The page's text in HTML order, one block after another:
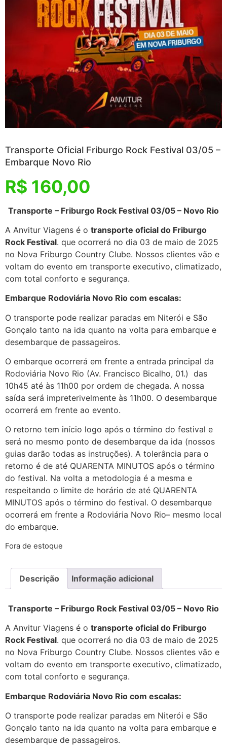
Transporte Oficial Friburgo Rock Festival 03/05 –
Embarque Novo Rio
R$ 160,00
Transporte – Friburgo Rock Festival 03/05 – Novo Rio
A Anvitur Viagens é o transporte oficial do Friburgo
Rock Festival. que ocorrerá no dia 03 de maio de 2025
no Nova Friburgo Country Clube. Nossos clientes vão e
voltam do evento em transporte executivo, climatizado,
com total conforto e segurança.
Embarque Rodoviária Novo Rio com escalas:
O transporte pode realizar paradas em Niterói e São
Gonçalo tanto na ida quanto na volta para embarque e
desembarque de passageiros.
O embarque ocorrerá em frente a entrada principal da
Rodoviária Novo Rio (Av. Francisco Bicalho, 01.) das
10h45 até às 11h00 por ordem de chegada. A nossa
saída será impreterivelmente às 11h00. O desembarque
ocorrerá em frente ao evento.
O retorno tem início logo após o término do festival e
será no mesmo ponto de desembarque da ida (nossos
guias darão todas as instruções). A tolerância para o
retorno é de até QUARENTA MINUTOS após o término
do festival. Na volta a metodologia é a mesma e
respeitando o limite de horário de até QUARENTA
MINUTOS após o término do festival. O desembarque
ocorrerá em frente a Rodoviária Novo Rio– mesmo local
do embarque.
Fora de estoque
Descrição Informação adicional
Transporte – Friburgo Rock Festival 03/05 – Novo Rio
A Anvitur Viagens é o transporte oficial do Friburgo
Rock Festival. que ocorrerá no dia 03 de maio de 2025
no Nova Friburgo Country Clube. Nossos clientes vão e
voltam do evento em transporte executivo, climatizado,
com total conforto e segurança.
Embarque Rodoviária Novo Rio com escalas:
O transporte pode realizar paradas em Niterói e São
Gonçalo tanto na ida quanto na volta para embarque e
desembarque de passageiros.